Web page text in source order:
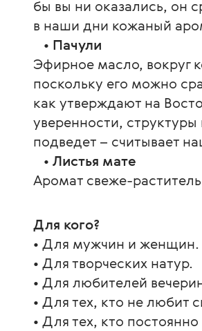
бы вы ни оказались, он
в наши дни кожаный
• Пачули
Эфирное масло, вокруг
поскольку его можно
как утверждают на
уверенности,
подведет – считывает
• Листья мате
Аромат свеже-
Для кого?
• Для мужчин и женщин.
• Для творческих натур.
• Для любителей
• Для тех, кто не любит
• Для тех, кто постоянно